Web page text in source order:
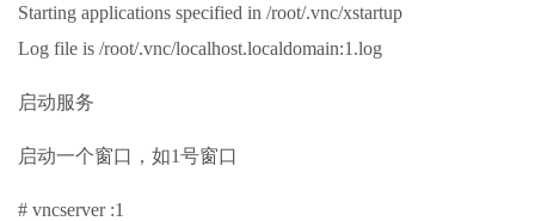
Starting applications specified in /root/.vnc/xstartup
Log file is /root/.vnc/localhost.localdomain:1.log
启动服务
启动一个窗口，如1号窗口
# vncserver :1